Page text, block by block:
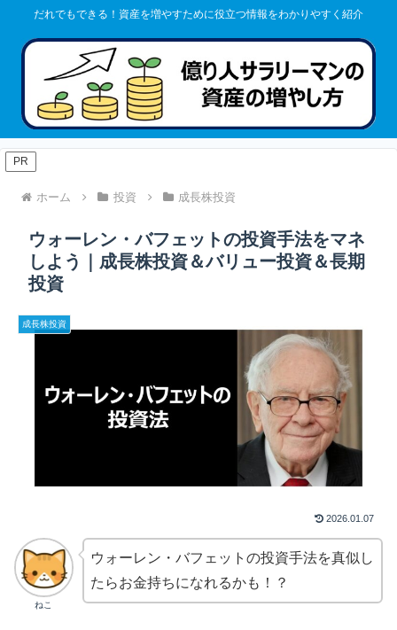
だれでもできる！資産を増やすために役立つ情報をわかりやすく紹介
PR
ホーム 投資 成長株投資
ウォーレン・バフェットの投資手法をマネ
しよう｜成長株投資＆バリュー投資＆長期
投資
成長株投資
2026.01.07
ねこ
ウォーレン・バフェットの投資手法を真似し
たらお金持ちになれるかも！？